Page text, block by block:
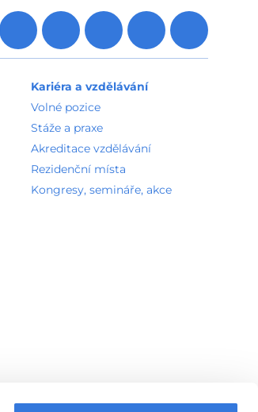
Kariéra a vzdělávání
Volné pozice
Stáže a praxe
Akreditace vzdělávání
Rezidenční místa
Kongresy, semináře, akce